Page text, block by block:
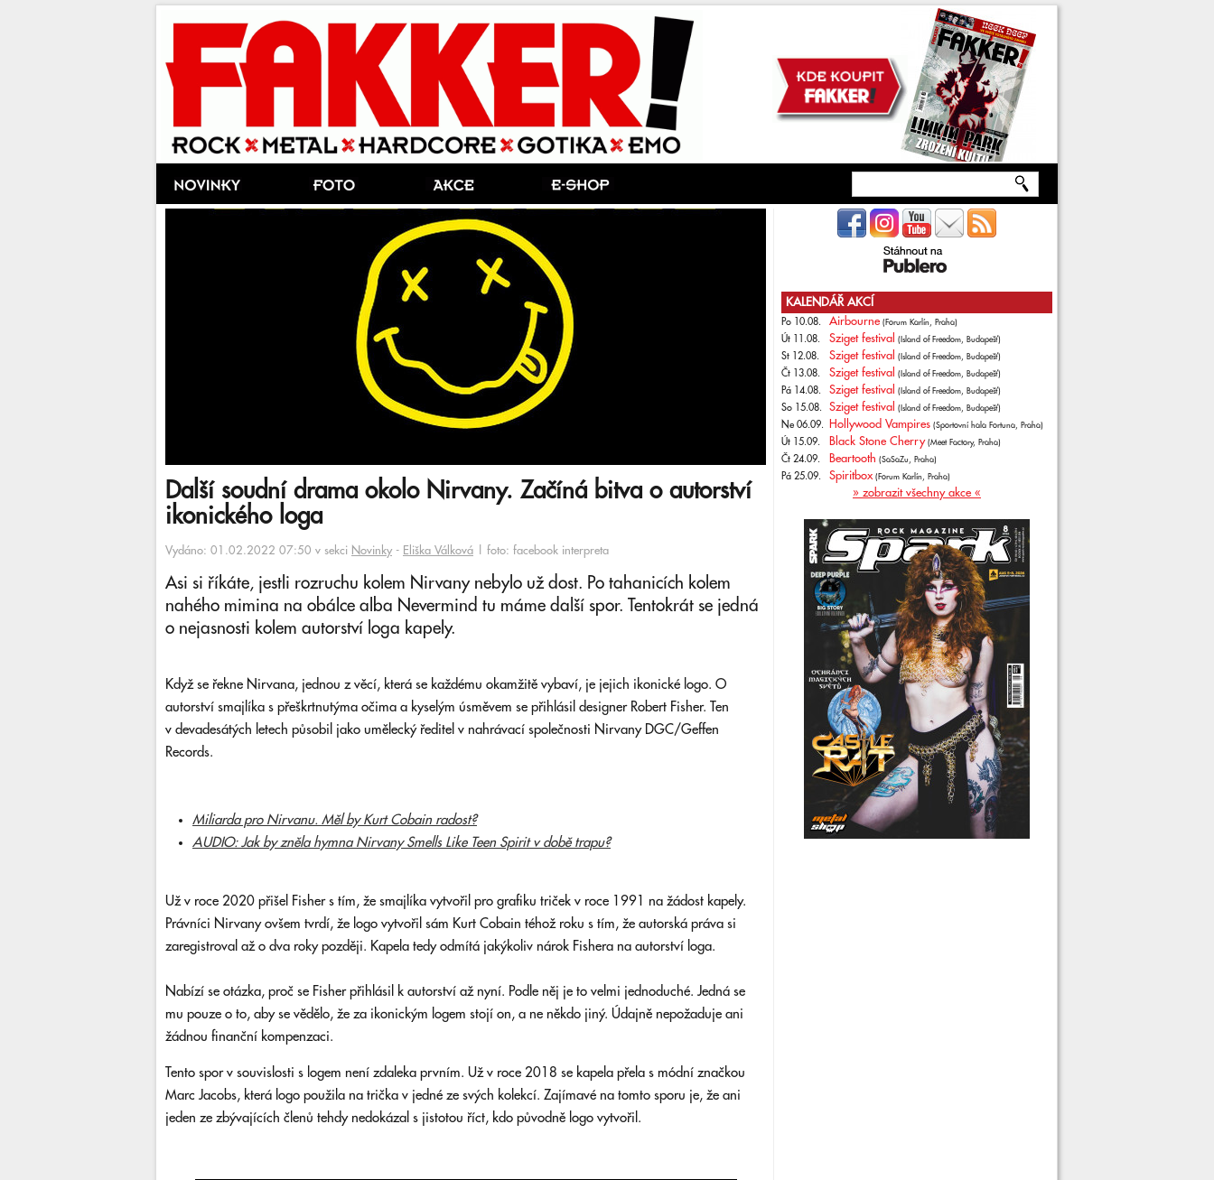
Další soudní drama okolo Nirvany. Začíná bitva o autorství
ikonického loga
Vydáno: 01.02.2022 07:50 v sekci Novinky - Eliška Válková | foto: facebook interpreta
Asi si říkáte, jestli rozruchu kolem Nirvany nebylo už dost. Po tahanicích kolem
nahého mimina na obálce alba Nevermind tu máme další spor. Tentokrát se jedná
o nejasnosti kolem autorství loga kapely.
Když se řekne Nirvana, jednou z věcí, která se každému okamžitě vybaví, je jejich ikonické logo. O
autorství smajlíka s přeškrtnutýma očima a kyselým úsměvem se přihlásil designer Robert Fisher. Ten
v devadesátých letech působil jako umělecký ředitel v nahrávací společnosti Nirvany DGC/Geffen
Records.
Miliarda pro Nirvanu. Měl by Kurt Cobain radost?
AUDIO: Jak by zněla hymna Nirvany Smells Like Teen Spirit v době trapu?
Už v roce 2020 přišel Fisher s tím, že smajlíka vytvořil pro grafiku triček v roce 1991 na žádost kapely.
Právníci Nirvany ovšem tvrdí, že logo vytvořil sám Kurt Cobain téhož roku s tím, že autorská práva si
zaregistroval až o dva roky později. Kapela tedy odmítá jakýkoliv nárok Fishera na autorství loga.
Nabízí se otázka, proč se Fisher přihlásil k autorství až nyní. Podle něj je to velmi jednoduché. Jedná se
mu pouze o to, aby se vědělo, že za ikonickým logem stojí on, a ne někdo jiný. Údajně nepožaduje ani
žádnou finanční kompenzaci.
Tento spor v souvislosti s logem není zdaleka prvním. Už v roce 2018 se kapela přela s módní značkou
Marc Jacobs, která logo použila na trička v jedné ze svých kolekcí. Zajímavé na tomto sporu je, že ani
jeden ze zbývajících členů tehdy nedokázal s jistotou říct, kdo původně logo vytvořil.
KALENDÁŘ AKCÍ
Po 10.08. Airbourne (Forum Karlín, Praha)
Út 11.08. Sziget festival (Island of Freedom, Budapešť)
St 12.08. Sziget festival (Island of Freedom, Budapešť)
Čt 13.08. Sziget festival (Island of Freedom, Budapešť)
Pá 14.08. Sziget festival (Island of Freedom, Budapešť)
So 15.08. Sziget festival (Island of Freedom, Budapešť)
Ne 06.09. Hollywood Vampires (Sportovní hala Fortuna, Praha)
Út 15.09. Black Stone Cherry (Meet Factory, Praha)
Čt 24.09. Beartooth (SaSaZu, Praha)
Pá 25.09. Spiritbox (Forum Karlín, Praha)
» zobrazit všechny akce «